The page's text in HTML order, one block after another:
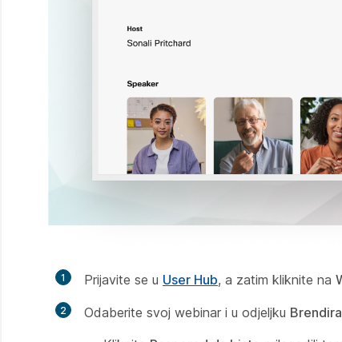
1 Prijavite se u User Hub, a zatim kliknite na
2 Odaberite svoj webinar i u odjeljku